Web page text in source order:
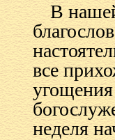
В
все
неделя